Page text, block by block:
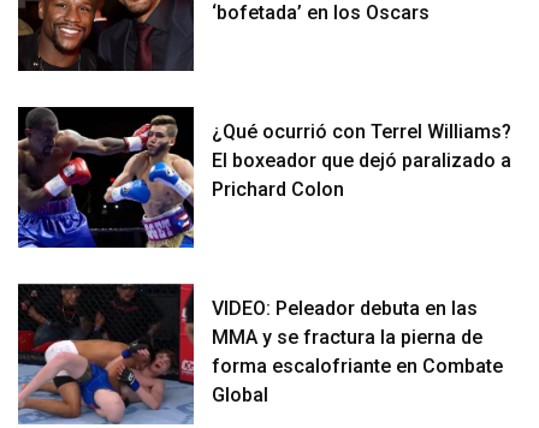
‘bofetada’ en los Oscars
¿Qué ocurrió con Terrel Williams?
El boxeador que dejó paralizado a
Prichard Colon
VIDEO: Peleador debuta en las
MMA y se fractura la pierna de
forma escalofriante en Combate
Global